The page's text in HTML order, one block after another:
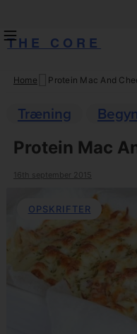
THE CORE
Skip
content
Home Protein Mac And
Træning
Protein Mac
16th september 2015
OPSKRIFTER